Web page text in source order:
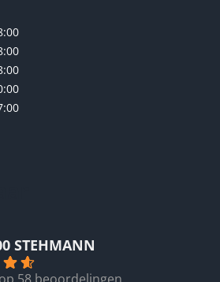
STEHMANN
58 beoordelingen